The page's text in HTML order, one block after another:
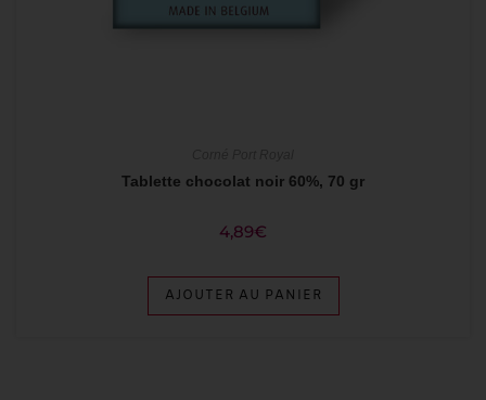
Tablette chocolat noir 60%, 70 gr
4,89€
AJOUTER AU PANIER